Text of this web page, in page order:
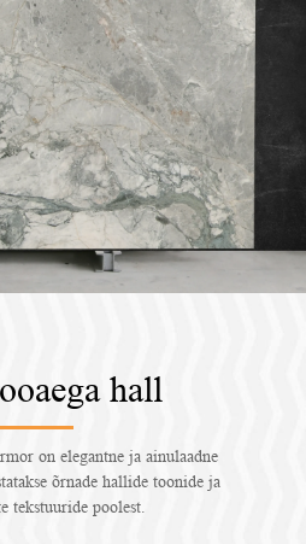
hall
on elegantne ja ainulaadne
õrnade hallide toonide ja
tekstuuride poolest.